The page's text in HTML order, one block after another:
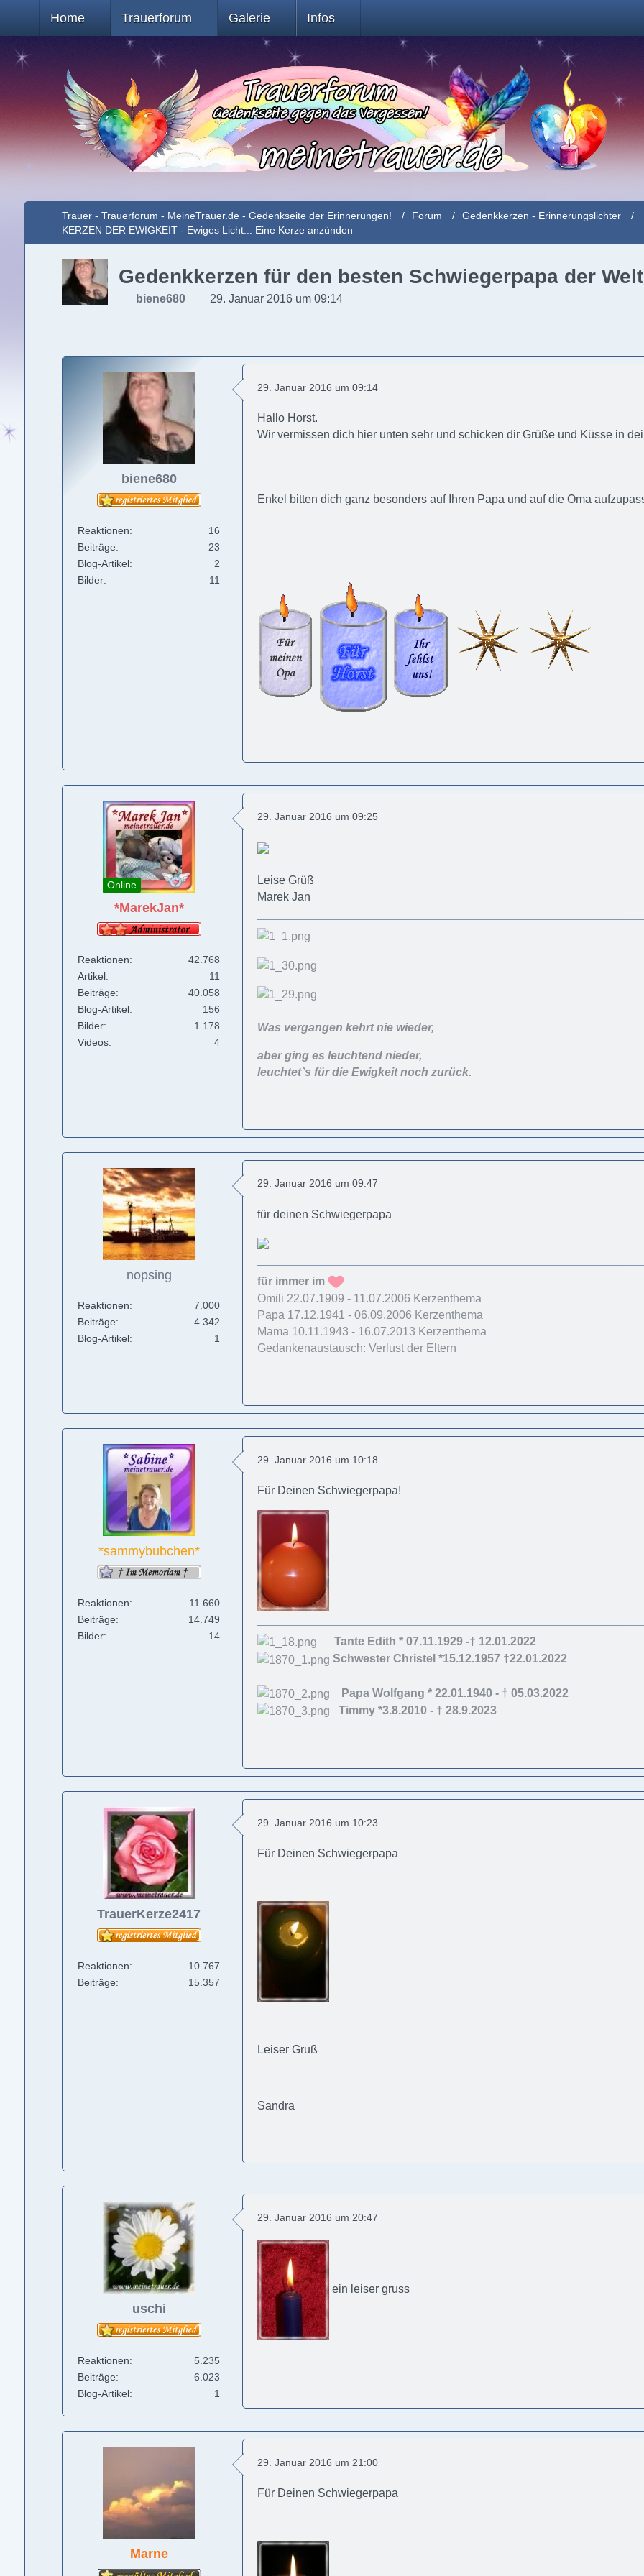
Home Trauerforum Galerie Infos
Trauer - Trauerforum - MeineTrauer.de - Gedenkseite der Erinnerungen! Forum
Gedenkkerzen - Erinnerungslichter
KERZEN DER EWIGKEIT - Ewiges Licht... Eine Kerze anzünden
Gedenkkerzen für den besten Schwiegerpapa der
biene680 29. Januar 2016 um 09:14
biene680
Reaktionen
16
Beiträge
23
Blog-Artikel
2
Bilder
11
29. Januar 2016 um 09:14
Hallo Horst.
Wir vermissen dich hier unten sehr und schicken dir Grüße und Küsse in
Enkel bitten dich ganz besonders auf Ihren Papa und auf die Oma
Online
*MarekJan*
Reaktionen
42.768
Artikel
11
Beiträge
40.058
Blog-Artikel
156
Bilder
1.178
Videos
4
29. Januar 2016 um 09:25
Leise Grüß
Marek Jan
Was vergangen kehrt nie wieder,
aber ging es leuchtend nieder,
leuchtet`s für die Ewigkeit noch zurück.
nopsing
Reaktionen
7.000
Beiträge
4.342
Blog-Artikel
1
29. Januar 2016 um 09:47
für deinen Schwiegerpapa
für immer im
Omili 22.07.1909 - 11.07.2006 Kerzenthema
Papa 17.12.1941 - 06.09.2006 Kerzenthema
Mama 10.11.1943 - 16.07.2013 Kerzenthema
Gedankenaustausch: Verlust der Eltern
*sammybubchen*
Reaktionen
11.660
Beiträge
14.749
Bilder
14
29. Januar 2016 um 10:18
Für Deinen Schwiegerpapa!
Tante Edith * 07.11.1929 -† 12.01.2022
Schwester Christel *15.12.1957 †22.01.2022
Papa Wolfgang * 22.01.1940 - † 05.03.2022
Timmy *3.8.2010 - † 28.9.2023
TrauerKerze2417
Reaktionen
10.767
Beiträge
15.357
29. Januar 2016 um 10:23
Für Deinen Schwiegerpapa
Leiser Gruß
Sandra
uschi
Reaktionen
5.235
Beiträge
6.023
Blog-Artikel
1
29. Januar 2016 um 20:47
ein leiser gruss
Marne
29. Januar 2016 um 21:00
Für Deinen Schwiegerpapa